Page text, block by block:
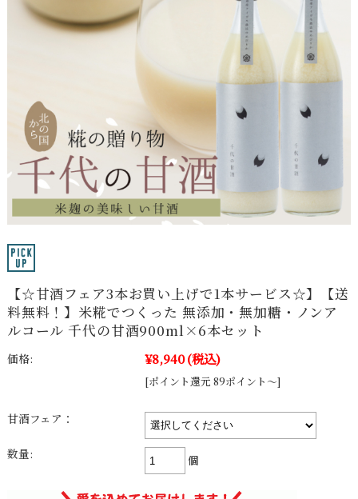
【☆甘酒フェア3本お買い上げで1本サービス☆】【送
料無料！】米糀でつくった 無添加・無加糖・ノンア
ルコール 千代の甘酒900ml×6本セット
価格: ¥8,940(税込)
[ポイント還元 89ポイント～]
甘酒フェア：
数量: 個